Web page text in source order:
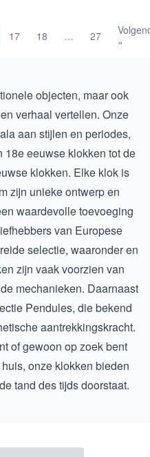
17 18 … 27
»
objecten, maar ook
verhaal vertellen. Onze
aan stijlen en periodes,
18e eeuwse klokken tot de
klokken. Elke klok is
zijn unieke ontwerp en
waardevolle toevoeging
van Europese
selectie, waaronder en
zijn vaak voorzien van
mechanieken. Daarnaast
Pendules, die bekend
aantrekkingskracht.
of gewoon op zoek bent
onze klokken bieden
tand des tijds doorstaat.